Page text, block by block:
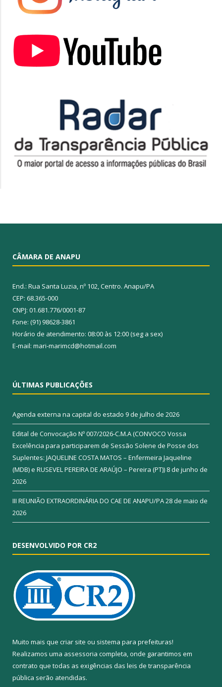
CÂMARA DE ANAPU
End.: Rua Santa Luzia, nº 102, Centro. Anapu/PA
CEP: 68.365-000
CNPJ: 01.681.776/0001-87
Fone: (91) 98628-3861
Horário de atendimento: 08:00 às 12:00 (seg a sex)
E-mail: mari-marimcd@hotmail.com
ÚLTIMAS PUBLICAÇÕES
Agenda externa na capital do estado 9 de julho de 2026
Edital de Convocação Nº 007/2026-C.M.A (CONVOCO Vossa
Excelência para participarem de Sessão Solene de Posse dos
Suplentes: JAQUELINE COSTA MATOS – Enfermeira Jaqueline
(MDB) e RUSEVEL PEREIRA DE ARAÚJO – Pereira (PT)) 8 de junho de
2026
III REUNIÃO EXTRAORDINÁRIA DO CAE DE ANAPU/PA28 de maio de
2026
DESENVOLVIDO POR CR2
Muito mais que criar site ou sistema para prefeituras!
Realizamos uma assessoria completa, onde garantimos em
contrato que todas as exigências das leis de transparência
pública serão atendidas.